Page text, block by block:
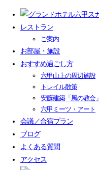
レストラン
ご案内
お部屋・施設
おすすめ過ごし方
六甲山上の周辺施設
トレイル散策
安藤建築「風の教会」
六甲ミーツ・アート
会議／合宿プラン
ブログ
よくある質問
アクセス